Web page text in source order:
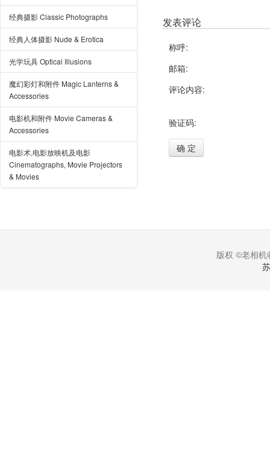
经典摄影 Classic Photographs
经典人体摄影 Nude & Erotica
光学玩具 Optical Illusions
魔幻彩灯和附件 Magic Lanterns &
Accessories
电影机和附件 Movie Cameras &
Accessories
电影术,电影放映机及电影
Cinematographs, Movie Projectors
& Movies
发表评论
称呼:
邮箱:
评论内容:
验证码:
确 定
版权 ©老相